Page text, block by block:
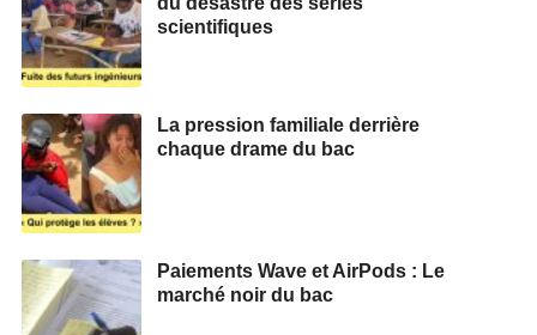
scientifiques
La pression familiale derrière
chaque drame du bac
Paiements Wave et AirPods : Le
marché noir du bac